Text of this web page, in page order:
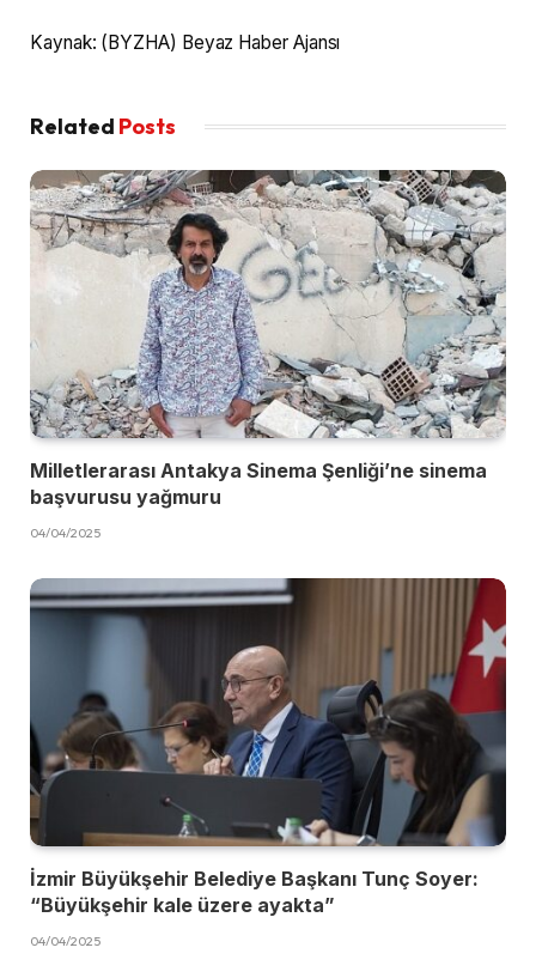
Kaynak: (BYZHA) Beyaz Haber Ajansı
Related Posts
Milletlerarası Antakya Sinema Şenliği’ne sinema
başvurusu yağmuru
04/04/2025
İzmir Büyükşehir Belediye Başkanı Tunç Soyer:
“Büyükşehir kale üzere ayakta”
04/04/2025